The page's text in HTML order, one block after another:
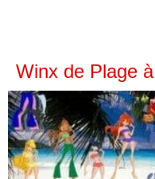
Winx de Plage